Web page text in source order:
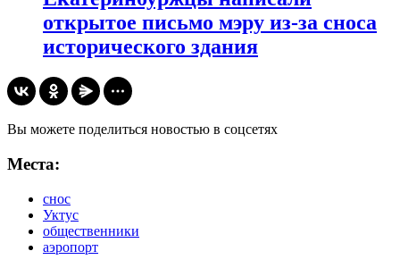
открытое письмо мэру из-за сноса
исторического здания
Вы можете поделиться новостью в соцсетях
Места:
снос
Уктус
общественники
аэропорт